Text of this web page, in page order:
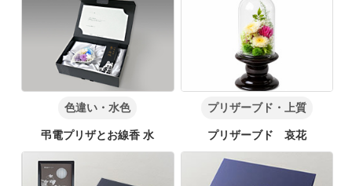
色違い・水色
弔電プリザとお線香 水
プリザーブド・上質
プリザーブド 哀花